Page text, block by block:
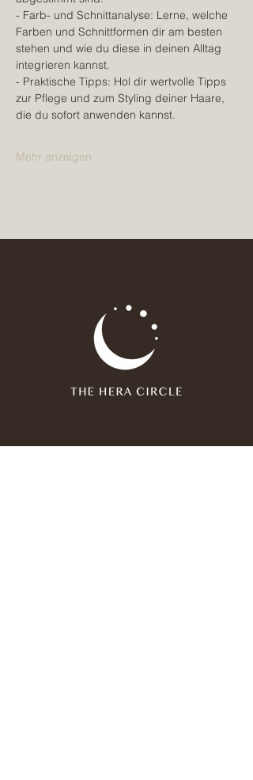
- Farb- und Schnittanalyse: Lerne, welche
Farben und Schnittformen dir am besten
stehen und wie du diese in deinen Alltag
integrieren kannst.
- Praktische Tipps: Hol dir wertvolle Tipps
zur Pflege und zum Styling deiner Haare,
die du sofort anwenden kannst.
Mehr anzeigen